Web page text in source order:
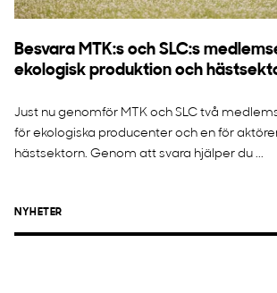
Besvara MTK:s och SLC:s
ekologisk produktion och
Just nu genomför MTK och SLC två
för ekologiska producenter och en för
hästsektorn. Genom att svara hjälper du ...
NYHETER